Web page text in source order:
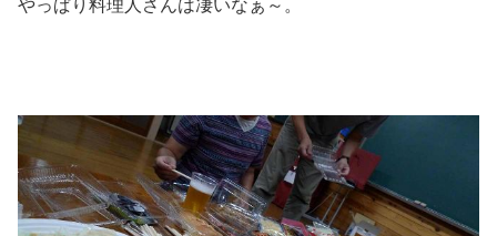
やっぱり料理人さんは凄いなぁ～。